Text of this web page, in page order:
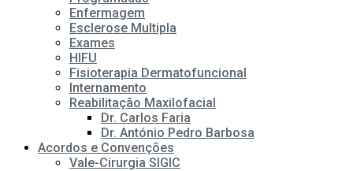
Enfermagem
Esclerose Multipla
Exames
HIFU
Fisioterapia Dermatofuncional
Internamento
Reabilitação Maxilofacial
Dr. Carlos Faria
Dr. António Pedro Barbosa
Acordos e Convenções
Vale-Cirurgia SIGIC